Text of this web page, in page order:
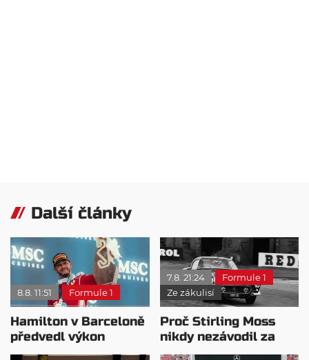
Další články
8.8. 11:51 Formule 1
Hamilton v Barceloně
předvedl výkon
pravého šampiona
7.8. 21:24
Formule 1
Ze zákulisí
Proč Stirling Moss
nikdy nezávodil za
Ferrariho